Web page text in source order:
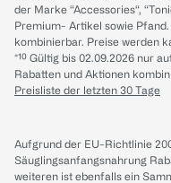
der Marke “Accessories“,
Premium- Artikel sowie
kombinierbar. Preise werden
*¹⁰ Gültig bis 02.09.2026 nur
Rabatten und Aktionen
Preisliste der letzten 30 Tage
Aufgrund der EU-Richtlinie
Säuglingsanfangsnahrung
weiteren ist ebenfalls ein